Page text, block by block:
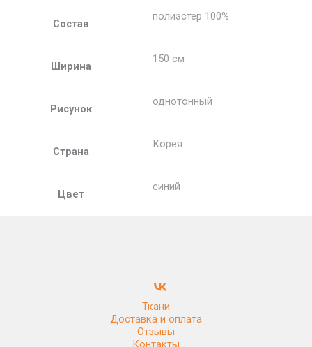
Состав
полиэстер 100%
Ширина
150 см
Рисунок
однотонный
Страна
Корея
Цвет
синий
Ткани
Доставка и оплата
Отзывы
Контакты